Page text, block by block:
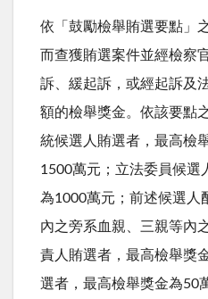
依「鼓勵檢舉賄選要點」
而查獲賄選案件並經檢察
訴、緩起訴，或經起訴及
額的檢舉獎金。依該要點
統候選人賄選者，最高檢
1500萬元；立法委員候選
為1000萬元；前述候選人
內之旁系血親、三親等內
責人賄選者，最高檢舉獎
選者，最高檢舉獎金為50